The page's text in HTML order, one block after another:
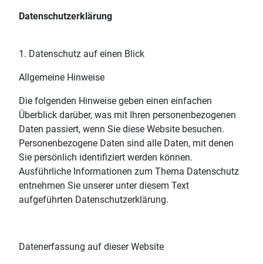
Datenschutzerklärung
1. Datenschutz auf einen Blick
Allgemeine Hinweise
Die folgenden Hinweise geben einen einfachen
Überblick darüber, was mit Ihren personenbezogenen
Daten passiert, wenn Sie diese Website besuchen.
Personenbezogene Daten sind alle Daten, mit denen
Sie persönlich identifiziert werden können.
Ausführliche Informationen zum Thema Datenschutz
entnehmen Sie unserer unter diesem Text
aufgeführten Datenschutzerklärung.
Datenerfassung auf dieser Website